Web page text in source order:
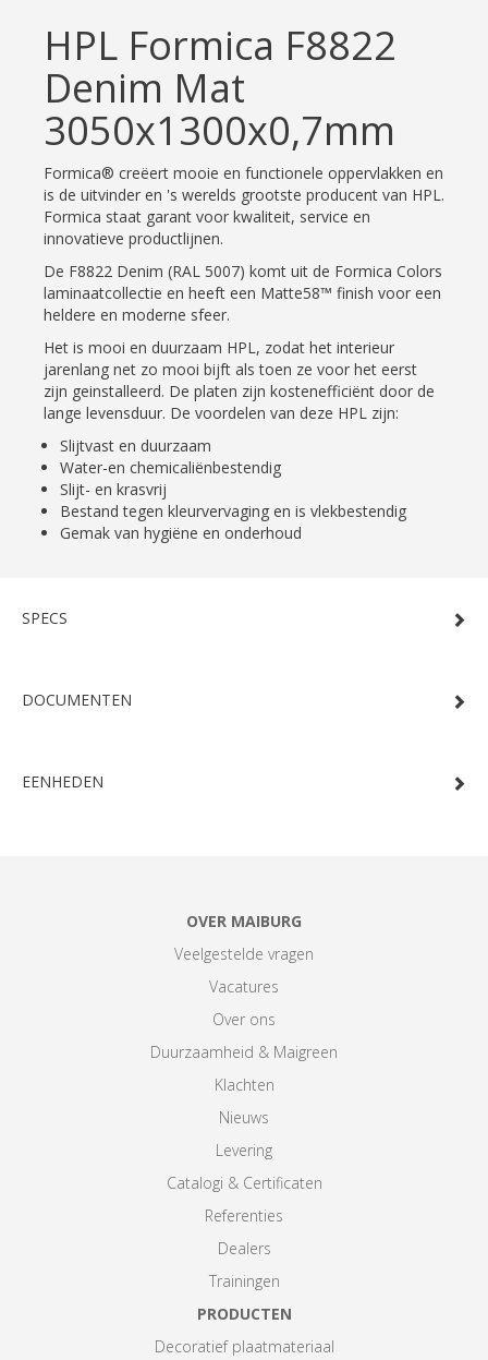
HPL Formica F8822
Denim Mat
3050x1300x0,7mm
Formica® creëert mooie en functionele oppervlakken en
is de uitvinder en 's werelds grootste producent van HPL.
Formica staat garant voor kwaliteit, service en
innovatieve productlijnen.
De F8822 Denim (RAL 5007) komt uit de Formica Colors
laminaatcollectie en heeft een Matte58™ finish voor een
heldere en moderne sfeer.
Het is mooi en duurzaam HPL, zodat het interieur
jarenlang net zo mooi bijft als toen ze voor het eerst
zijn geinstalleerd. De platen zijn kostenefficiënt door de
lange levensduur. De voordelen van deze HPL zijn:
Slijtvast en duurzaam
Water-en chemicaliënbestendig
Slijt- en krasvrij
Bestand tegen kleurvervaging en is vlekbestendig
Gemak van hygiëne en onderhoud
SPECS
DOCUMENTEN
EENHEDEN
OVER MAIBURG
Veelgestelde vragen
Vacatures
Over ons
Duurzaamheid & Maigreen
Klachten
Nieuws
Levering
Catalogi & Certificaten
Referenties
Dealers
Trainingen
PRODUCTEN
Decoratief plaatmateriaal